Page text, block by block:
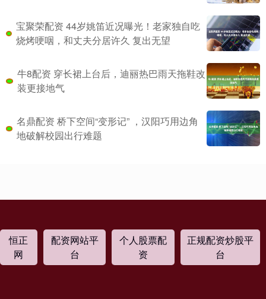
宝聚荣配资 44岁姚笛近况曝光！老家独自吃
烧烤哽咽，和丈夫分居许久 复出无望
牛8配资 穿长裙上台后，迪丽热巴雨天拖鞋改
装更接地气
名鼎配资 桥下空间“变形记” ，汉阳巧用边角
地破解校园出行难题
恒正
网
配资网站平
台
个人股票配
资
正规配资炒股平
台